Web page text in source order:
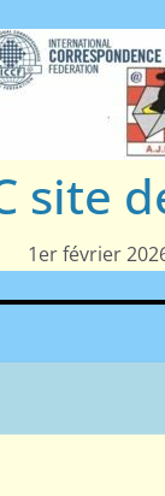
site
1er février